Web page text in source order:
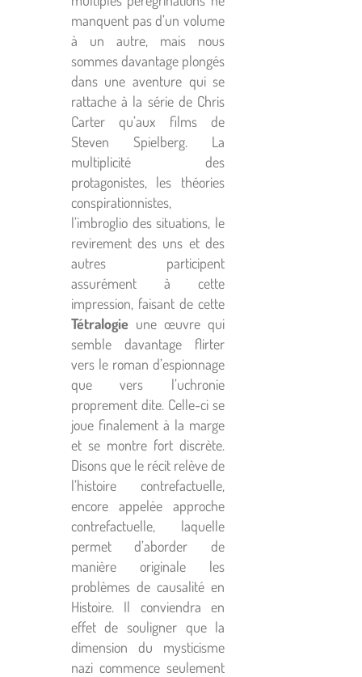
manquent pas d’un volume
à un autre, mais nous
sommes davantage plongés
dans une aventure qui se
rattache à la série de Chris
Carter qu’aux films de
Steven Spielberg. La
multiplicité des
protagonistes, les théories
conspirationnistes,
l’imbroglio des situations, le
revirement des uns et des
autres participent
assurément à cette
impression, faisant de cette
Tétralogie une œuvre qui
semble davantage flirter
vers le roman d’espionnage
que vers l’uchronie
proprement dite. Celle-ci se
joue finalement à la marge
et se montre fort discrète.
Disons que le récit relève de
l’histoire contrefactuelle,
encore appelée approche
contrefactuelle, laquelle
permet d’aborder de
manière originale les
problèmes de causalité en
Histoire. Il conviendra en
effet de souligner que la
dimension du mysticisme
nazi commence seulement